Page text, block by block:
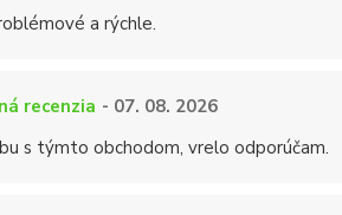
a rýchle.
recenzia - 07. 08. 2026
s týmto obchodom, vrelo odporúčam.